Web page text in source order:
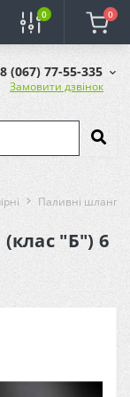
0 0
(067) 77-55-335
Замовити дзвінок
Паливні шланги
"Б") 6